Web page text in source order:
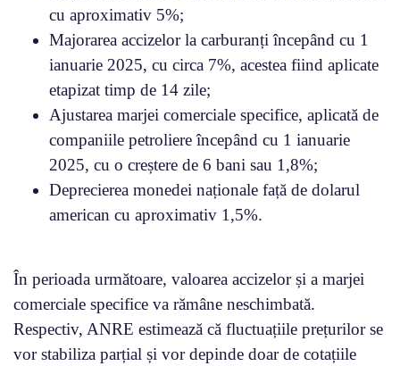
cu aproximativ 5%;
Majorarea accizelor la carburanți începând cu 1
ianuarie 2025, cu circa 7%, acestea fiind aplicate
etapizat timp de 14 zile;
Ajustarea marjei comerciale specifice, aplicată de
companiile petroliere începând cu 1 ianuarie
2025, cu o creștere de 6 bani sau 1,8%;
Deprecierea monedei naționale față de dolarul
american cu aproximativ 1,5%.
În perioada următoare, valoarea accizelor și a marjei
comerciale specifice va rămâne neschimbată.
Respectiv, ANRE estimează că fluctuațiile prețurilor se
vor stabiliza parțial și vor depinde doar de cotațiile